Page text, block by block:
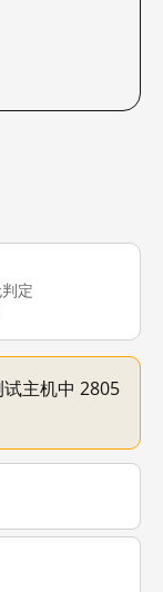
定
主机中 2805